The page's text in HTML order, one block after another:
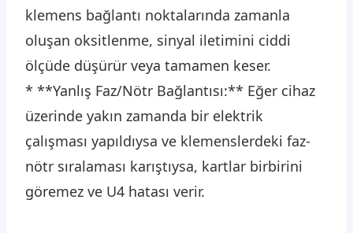
klemens bağlantı noktalarında zamanla
oluşan oksitlenme, sinyal iletimini ciddi
ölçüde düşürür veya tamamen keser.
* **Yanlış Faz/Nötr Bağlantısı:** Eğer cihaz
üzerinde yakın zamanda bir elektrik
çalışması yapıldıysa ve klemenslerdeki faz-
nötr sıralaması karıştıysa, kartlar birbirini
göremez ve U4 hatası verir.